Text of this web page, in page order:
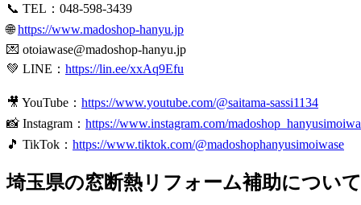
📞 TEL：048-598-3439
🌐https://www.madoshop-hanyu.jp
💌 otoiawase@madoshop-hanyu.jp
💚 LINE： https://lin.ee/xxAq9Efu
🎥 YouTube： https://www.youtube.com/@saitama-sassi1134
📸 Instagram： https://www.instagram.com/
🎵 TikTok： https://www.tiktok.com/@madoshophanyusimoiwase
埼玉県の窓断熱リフォーム補助について